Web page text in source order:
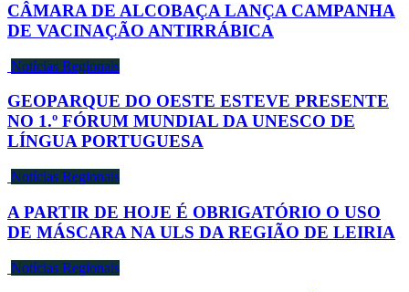
CÂMARA DE ALCOBAÇA LANÇA CAMPANHA
DE VACINAÇÃO ANTIRRÁBICA
Notícias Regionais
GEOPARQUE DO OESTE ESTEVE PRESENTE
NO 1.º FÓRUM MUNDIAL DA UNESCO DE
LÍNGUA PORTUGUESA
Notícias Regionais
A PARTIR DE HOJE É OBRIGATÓRIO O USO
DE MÁSCARA NA ULS DA REGIÃO DE LEIRIA
Notícias Regionais